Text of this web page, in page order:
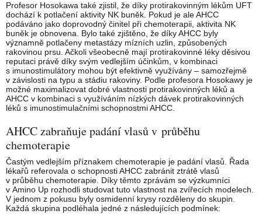
Profesor Hosokawa také zjistil, že díky protirakovinným lékům UFT
dochází k potlačení aktivity NK buněk. Pokud je ale AHCC
podáváno jako doprovodný činitel při chemoterapii, aktivita NK
buněk je obnovena. Bylo také zjištěno, že díky AHCC byly
významně potlačeny metastázy mízních uzlin, způsobených
rakovinou prsu. Ačkoli všeobecně mají protirakovinné léky děsivou
reputaci právě díky svým vedlejším účinkům, v kombinaci
s imunostimulátory mohou být efektivně využívány – samozřejmě
v závislosti na typu a stádiu rakoviny. Podle profesora Hosokawy je
možné maximalizovat dobré vlastnosti protirakovinných léků a
AHCC v kombinaci s využíváním nízkých dávek protirakovinných
léků s imunostimulačními schopnostmi AHCC.
AHCC zabraňuje padání vlasů v průběhu
chemoterapie
Častým vedlejším příznakem chemoterapie je padání vlasů. Řada
lékařů referovala o schopnosti AHCC zabránit ztrátě vlasů
v průběhu chemoterapie. Díky těmto zprávám se výzkumníci
v Amino Up rozhodli studovat tuto vlastnost na zvířecích modelech.
V jednom z pokusu byly osmidenní krysy rozděleny do skupin.
Každá skupina podléhala jedné z následujících podmínek: